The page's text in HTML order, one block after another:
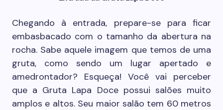
Chegando à entrada, prepare-se para ficar
embasbacado com o tamanho da abertura na
rocha. Sabe aquele imagem que temos de uma
gruta, como sendo um lugar apertado e
amedrontador? Esqueça! Você vai perceber
que a Gruta Lapa Doce possui salões muito
amplos e altos. Seu maior salão tem 60 metros